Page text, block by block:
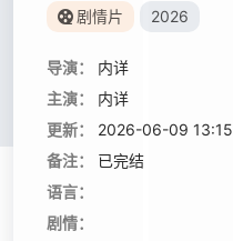
剧情片 2026
导演：
内详
主演：
内详
更新：
2026-06-09 13:15
备注：
已完结
语言：
剧情：